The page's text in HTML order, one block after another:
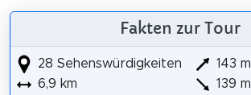
Fakten zur Tour
28 Sehenswürdigkeiten
6,9 km
143 m
139 m